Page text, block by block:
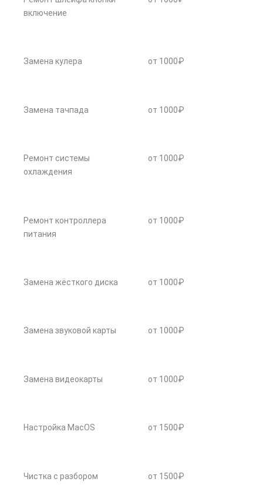
включение
Замена кулера от 1000₽
Замена тачпада от 1000₽
Ремонт системы
охлаждения
от 1000₽
Ремонт контроллера
питания
от 1000₽
Замена жёсткого диска от 1000₽
Замена звуковой карты от 1000₽
Замена видеокарты от 1000₽
Настройка MacOS от 1500₽
Чистка с разбором от 1500₽